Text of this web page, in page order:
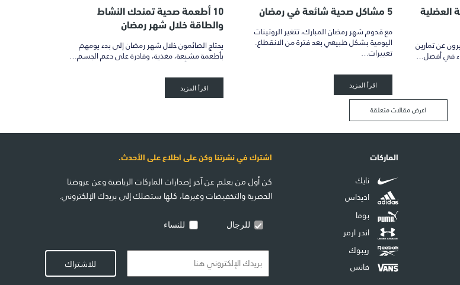
العضلية
عن تمارين
في أفضل…
5 مشاكل صحية شائعة في رمضان
مع قدوم شهر رمضان المبارك، تتغير الروتينات
اليومية بشكل طبيعي بعد فترة من الانقطاع.
تغييرات…
اقرأ المزيد
10 أطعمة صحية تمنحك النشاط
والطاقة خلال شهر رمضان
يحتاج الصائمون خلال شهر رمضان إلى بدء يومهم
بأطعمة مشبِعة، مغذية، وقادرة على دعم الجسم…
اقرأ المزيد
اعرض مقالات متعلقة
الماركات
نايك
اديداس
بوما
اندر ارمر
ريبوك
فانس
اشترك في نشرتنا وكن على اطلاع على الأحدث.
كن أول من يعلم عن آخر إصدارات الماركات الرياضية وعن عروضنا
الحصرية والتخفيضات وغيرها، كلها ستصلك إلى بريدك الإلكتروني.
للرجال للنساء
للاشتراك